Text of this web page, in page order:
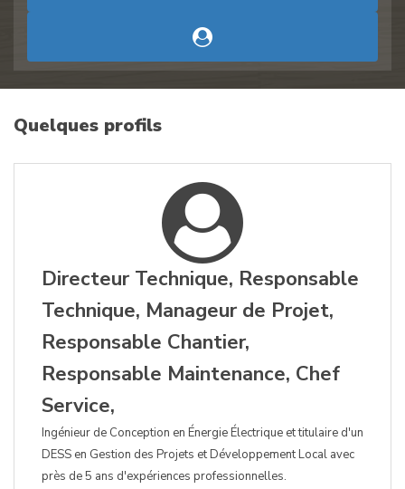
Quelques profils
Directeur Technique, Responsable
Technique, Manageur de Projet,
Responsable Chantier,
Responsable Maintenance, Chef
Service,
Ingénieur de Conception en Énergie Électrique et titulaire d'un
DESS en Gestion des Projets et Développement Local avec
près de 5 ans d'expériences professionnelles.